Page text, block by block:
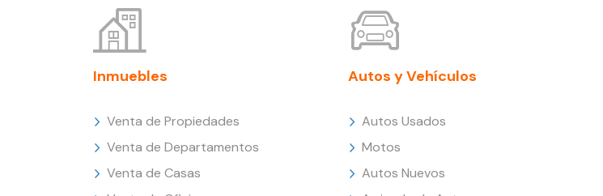
Inmuebles
Venta de Propiedades
Venta de Departamentos
Venta de Casas
Autos y Vehículos
Autos Usados
Motos
Autos Nuevos